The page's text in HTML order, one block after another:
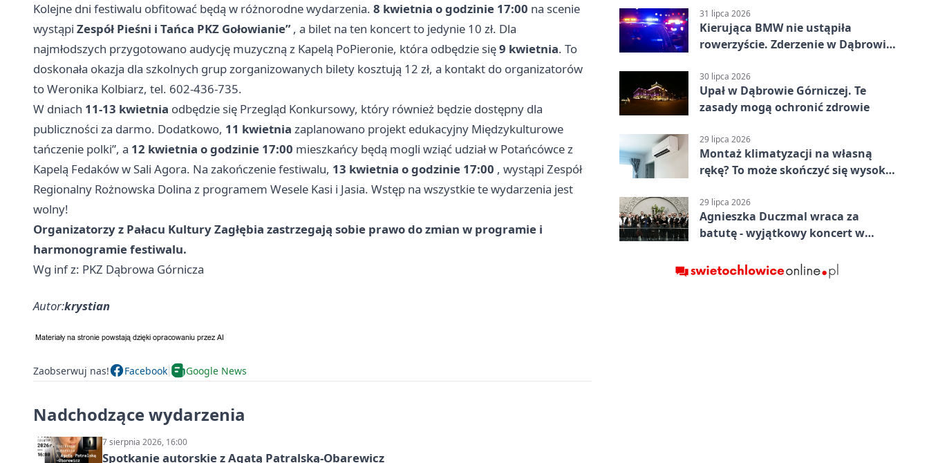
Kolejne dni festiwalu obfitować będą w różnorodne wydarzenia. 8 kwietnia o godzinie 17:00 na scenie
wystąpi Zespół Pieśni i Tańca PKZ Gołowianie”, a bilet na ten koncert to jedynie 10 zł. Dla
najmłodszych przygotowano audycję muzyczną z Kapelą PoPieronie, która odbędzie się9 kwietnia. To
doskonała okazja dla szkolnych grup zorganizowanych bilety kosztują 12 zł, a kontakt do organizatorów
to Weronika Kolbiarz, tel. 602-436-735.
W dniach 11-13 kwietnia odbędzie się Przegląd Konkursowy, który również będzie dostępny dla
publiczności za darmo. Dodatkowo, 11 kwietnia zaplanowano projekt edukacyjny Międzykulturowe
tańczenie polki”, a 12 kwietnia o godzinie 17:00 mieszkańcy będą mogli wziąć udział w Potańcówce z
Kapelą Fedaków w Sali Agora. Na zakończenie festiwalu, 13 kwietnia o godzinie 17:00 , wystąpi Zespół
Regionalny Rożnowska Dolina z programem Wesele Kasi i Jasia. Wstęp na wszystkie te wydarzenia jest
wolny!
Organizatorzy z Pałacu Kultury Zagłębia zastrzegają sobie prawo do zmian w programie i
harmonogramie festiwalu.
Wg inf z: PKZ Dąbrowa Górnicza
Autor:krystian
Zaobserwuj nas! Facebook Google News
Nadchodzące wydarzenia
7 sierpnia 2026, 16:00
Spotkanie autorskie z Agatą Patralską-Obarewicz
31 lipca 2026
Kierująca BMW nie ustąpiła
rowerzyście. Zderzenie w Dąbrowie
30 lipca 2026
Upał w Dąbrowie Górniczej. Te
zasady mogą ochronić zdrowie
29 lipca 2026
Montaż klimatyzacji na własną
rękę? To może skończyć się wysoką
29 lipca 2026
Agnieszka Duczmal wraca za
batutę - wyjątkowy koncert w